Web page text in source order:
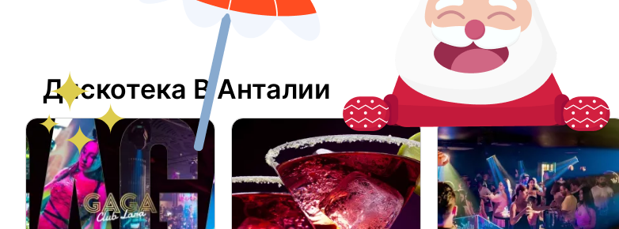
Дискотека В Анталии